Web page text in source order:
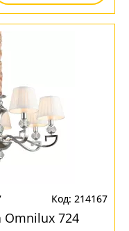
214167
Omnilux 724